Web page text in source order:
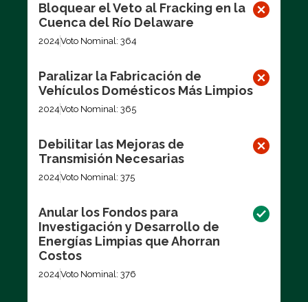
Bloquear el Veto al Fracking en la
Cuenca del Río Delaware
2024Voto Nominal: 364
Paralizar la Fabricación de
Vehículos Domésticos Más Limpios
2024Voto Nominal: 365
Debilitar las Mejoras de
Transmisión Necesarias
2024Voto Nominal: 375
Anular los Fondos para
Investigación y Desarrollo de
Energías Limpias que Ahorran
Costos
2024Voto Nominal: 376